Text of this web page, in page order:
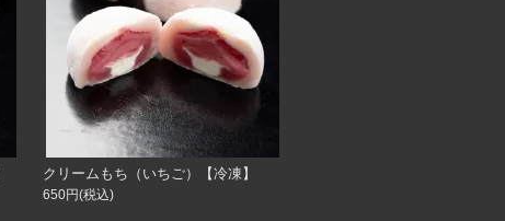
クリームもち（いちご）【冷凍】
650円(税込)